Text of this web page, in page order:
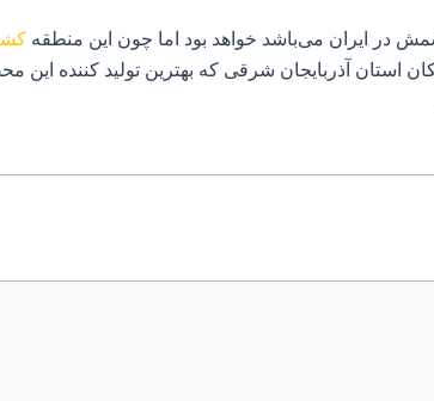
در ایران می‌باشد خواهد بود اما چون این منطقه
استان آذربایجان شرقی که بهترین تولید کننده این